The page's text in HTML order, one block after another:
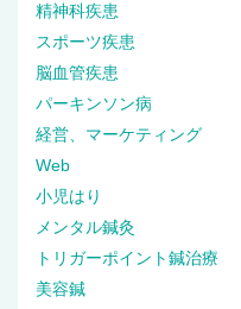
精神科疾患
スポーツ疾患
脳血管疾患
パーキンソン病
経営、マーケティング
Web
小児はり
メンタル鍼灸
トリガーポイント鍼治療
美容鍼